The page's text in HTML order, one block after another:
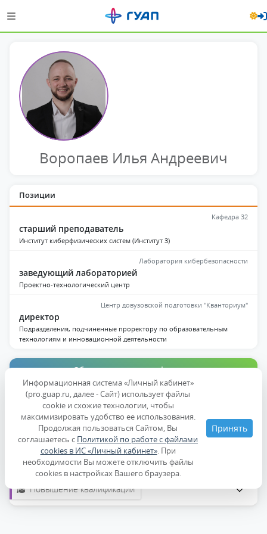
Воропаев Илья Андреевич
Позиции
Кафедра 32
старший преподаватель
Институт киберфизических систем (Институт 3)
Лаборатория кибербезопасности
заведующий лабораторией
Проектно-технологический центр
Центр довузовской подготовки "Кванториум"
директор
Подразделения, подчиненные проректору по образовательным
технологиям и инновационной деятельности
Образование и квалификация
Публикации
Дисциплины
Образование
Повышение квалификации
Информационная система «Личный кабинет»
(pro.guap.ru, далее - Сайт) использует файлы
cookie и схожие технологии, чтобы
максимизировать удобство ее использования.
Продолжая пользоваться Сайтом, Вы
соглашаетесь с Политикой по работе с файлами
cookies в ИС «Личный кабинет». При
необходимости Вы можете отключить файлы
cookies в настройках Вашего браузера.
Принять